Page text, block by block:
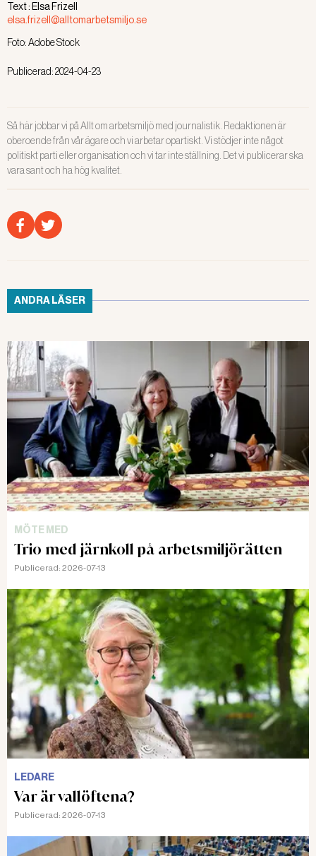
Text : Elsa Frizell
elsa.frizell@alltomarbetsmiljo.se
Foto:Adobe Stock
Publicerad:2024-04-23
Så här jobbar vi på Allt om arbetsmiljö med journalistik. Redaktionen är
oberoende från vår ägare och vi arbetar opartiskt. Vi stödjer inte något
politiskt parti eller organisation och vi tar inte ställning. Det vi publicerar ska
vara sant och ha hög kvalitet.
ANDRA LÄSER
MÖTE MED
Trio med järnkoll på arbetsmiljörätten
Publicerad: 2026-07-13
LEDARE
Var är vallöftena?
Publicerad: 2026-07-13